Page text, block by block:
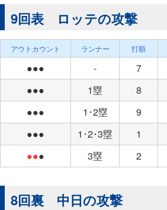
9回表 ロッテの攻撃
アウトカウント ランナー 打順
●●● - 7
●●●
1塁 8
●●●
1･2塁 9
●●●
1･2･3塁 1
●●● 3塁 2
8回裏 中日の攻撃